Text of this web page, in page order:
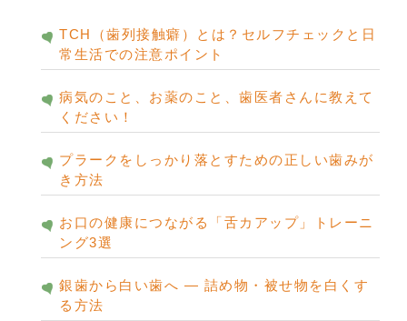
TCH（歯列接触癖）とは？セルフチェックと日
常生活での注意ポイント
病気のこと、お薬のこと、歯医者さんに教えて
ください！
プラークをしっかり落とすための正しい歯みが
き方法
お口の健康につながる「舌カアップ」トレーニ
ング3選
銀歯から白い歯へ ― 詰め物・被せ物を白くす
る方法